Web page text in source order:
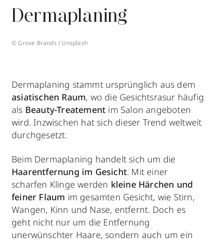
Über YBPN
Aktionen
Dermaplaning
© Grove Brands / Unsplash
Dermaplaning stammt ursprünglich aus dem
asiatischen Raum, wo die Gesichtsrasur häufig
als Beauty-Treatement im Salon angeboten
wird. Inzwischen hat sich dieser Trend weltweit
durchgesetzt.
Beim Dermaplaning handelt sich um die
Haarentfernung im Gesicht. Mit einer
scharfen Klinge werden kleine Härchen und
feiner Flaum im gesamten Gesicht, wie Stirn,
Wangen, Kinn und Nase, entfernt. Doch es
geht nicht nur um die Entfernung
unerwünschter Haare, sondern auch um ein